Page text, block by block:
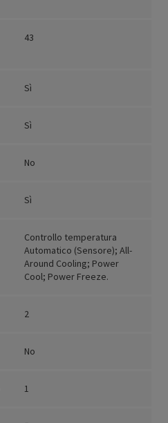
43
Sì
Sì
No
Sì
Controllo temperatura
Automatico (Sensore); All-
Around Cooling; Power
Cool; Power Freeze.
2
No
1